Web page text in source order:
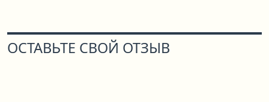
ОСТАВЬТЕ СВОЙ ОТЗЫВ